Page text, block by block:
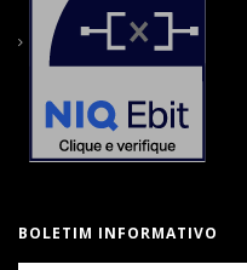
BOLETIM INFORMATIVO